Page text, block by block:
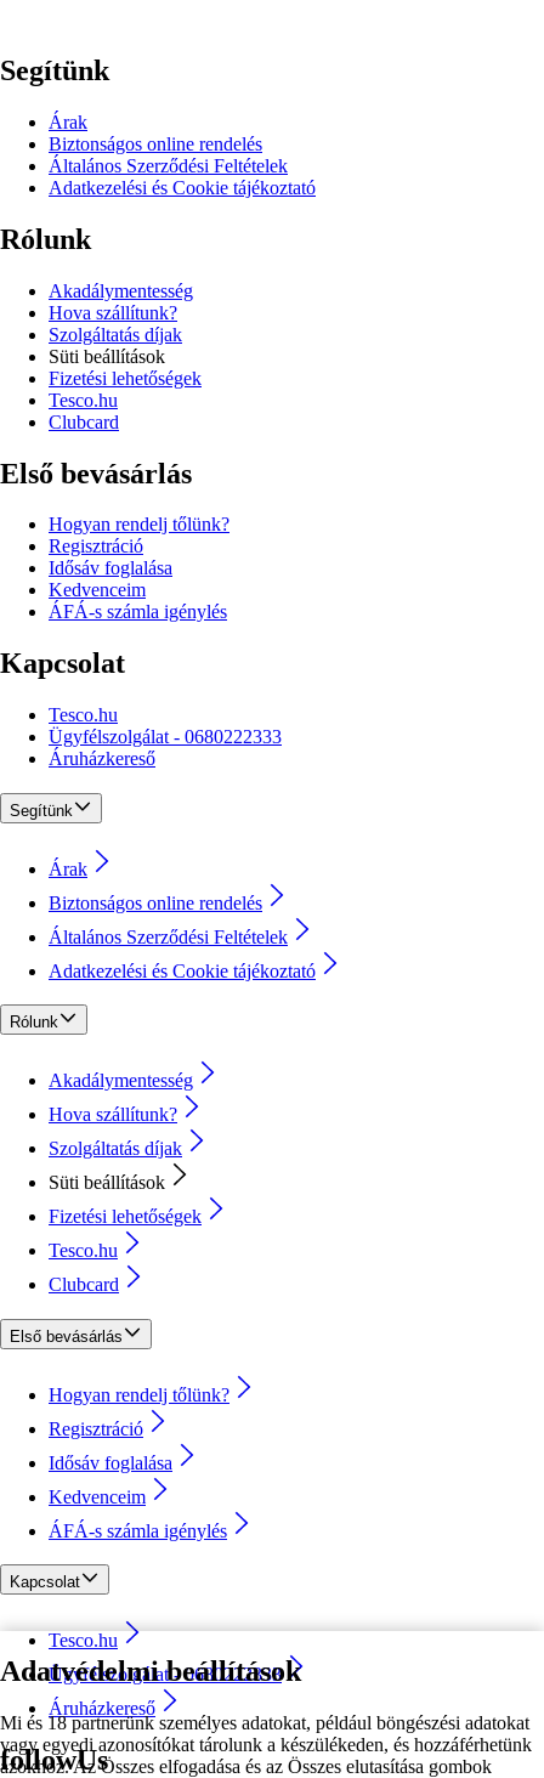
Adatvédelmi beállítások
Mi és 18 partnerünk személyes adatokat, például böngészési adatokat
vagy egyedi azonosítókat tárolunk a készülékeden, és hozzáférhetünk
azokhoz. Az Összes elfogadása és az Összes elutasítása gombok
Segítünk
Árak
Biztonságos online rendelés
Általános Szerződési Feltételek
Adatkezelési és Cookie tájékoztató
Rólunk
Akadálymentesség
Hova szállítunk?
Szolgáltatás díjak
Süti beállítások
Fizetési lehetőségek
Tesco.hu
Clubcard
Első bevásárlás
Hogyan rendelj tőlünk?
Regisztráció
Idősáv foglalása
Kedvenceim
ÁFÁ-s számla igénylés
Kapcsolat
Tesco.hu
Ügyfélszolgálat - 0680222333
Áruházkereső
Segítünk
Árak
Biztonságos online rendelés
Általános Szerződési Feltételek
Adatkezelési és Cookie tájékoztató
Rólunk
Akadálymentesség
Hova szállítunk?
Szolgáltatás díjak
Süti beállítások
Fizetési lehetőségek
Tesco.hu
Clubcard
Első bevásárlás
Hogyan rendelj tőlünk?
Regisztráció
Idősáv foglalása
Kedvenceim
ÁFÁ-s számla igénylés
Kapcsolat
Tesco.hu
Ügyfélszolgálat - 0680222333
Áruházkereső
followUs